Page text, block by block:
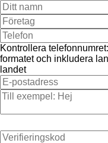
Kontrollera
formatet och inkludera
landet